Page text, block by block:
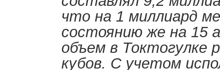
что на 1 миллиард
состоянию же на 15
объем в Токтогулке
кубов. С учетом